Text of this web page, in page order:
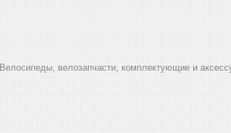
Велосипеды, велозапчасти, комплектующие и